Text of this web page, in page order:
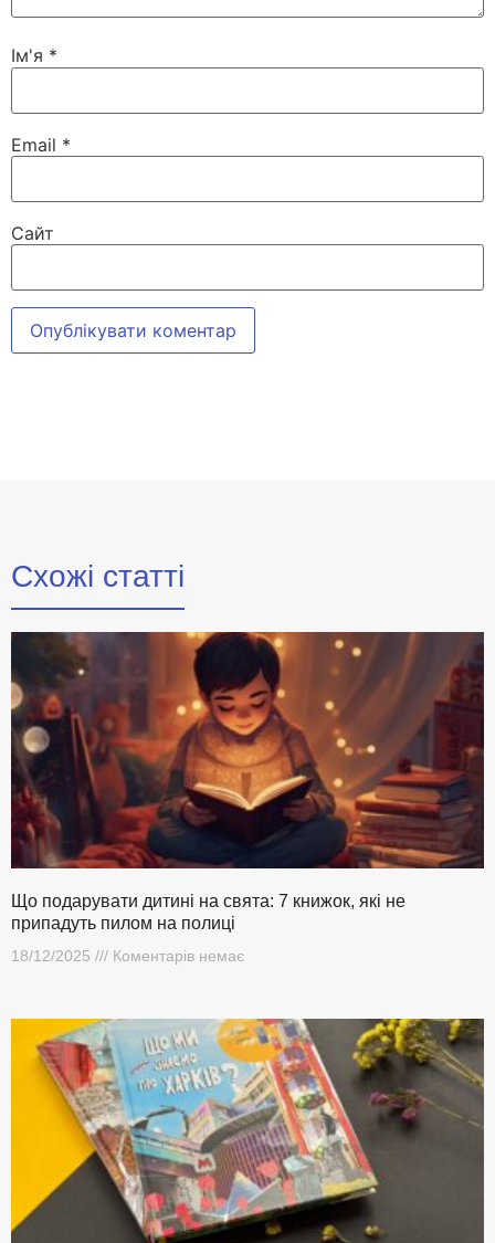
Ім'я *
Email *
Сайт
Схожі статті
Що подарувати дитині на свята: 7 книжок, які не
припадуть пилом на полиці
18/12/2025 Коментарів немає